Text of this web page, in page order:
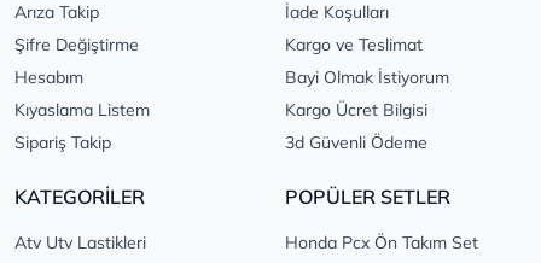
Arıza Takip
Şifre Değiştirme
Hesabım
Kıyaslama Listem
Sipariş Takip
İade Koşulları
Kargo ve Teslimat
Bayi Olmak İstiyorum
Kargo Ücret Bilgisi
3d Güvenli Ödeme
KATEGORİLER
Atv Utv Lastikleri
POPÜLER SETLER
Honda Pcx Ön Takım Set